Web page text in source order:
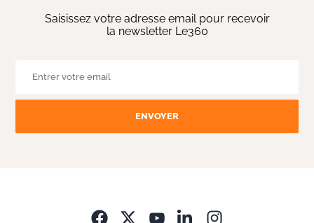
Saisissez votre adresse email pour recevoir
la newsletter Le360
ENVOYER